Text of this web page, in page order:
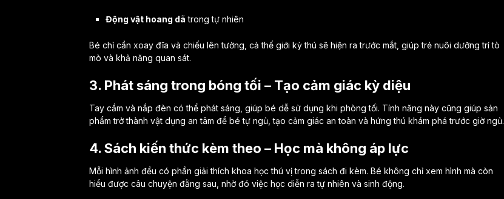
Động vật hoang dã trong tự nhiên
Bé chỉ cần xoay đĩa và chiếu lên tường, cả thế giới kỳ thú sẽ hiện ra trước mắt, giúp trẻ nuôi dưỡng trí tò
mò và khả năng quan sát.
3. Phát sáng trong bóng tối – Tạo cảm giác kỳ diệu
Tay cầm và nắp đèn có thể phát sáng, giúp bé dễ sử dụng khi phòng tối. Tính năng này cũng giúp sản
phẩm trở thành vật dụng an tâm để bé tự ngủ, tạo cảm giác an toàn và hứng thú khám phá trước giờ ngủ.
4. Sách kiến thức kèm theo – Học mà không áp lực
Mỗi hình ảnh đều có phần giải thích khoa học thú vị trong sách đi kèm. Bé không chỉ xem hình mà còn
hiểu được câu chuyện đằng sau, nhờ đó việc học diễn ra tự nhiên và sinh động.